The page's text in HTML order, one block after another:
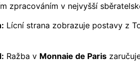
zpracováním v nejvyšší
Lícní strana zobrazuje postavy z
Ražba v Monnaie de Paris